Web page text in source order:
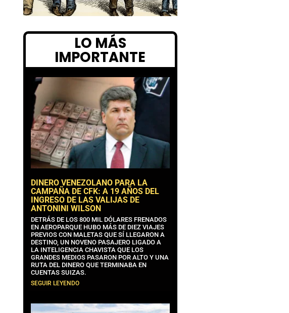
LO MÁS
IMPORTANTE
DINERO VENEZOLANO PARA LA
CAMPAÑA DE CFK: A 19 AÑOS DEL
INGRESO DE LAS VALIJAS DE
ANTONINI WILSON
DETRÁS DE LOS 800 MIL DÓLARES FRENADOS
EN AEROPARQUE HUBO MÁS DE DIEZ VIAJES
PREVIOS CON MALETAS QUE SÍ LLEGARON A
DESTINO, UN NOVENO PASAJERO LIGADO A
LA INTELIGENCIA CHAVISTA QUE LOS
GRANDES MEDIOS PASARON POR ALTO Y UNA
RUTA DEL DINERO QUE TERMINABA EN
CUENTAS SUIZAS.
SEGUIR LEYENDO